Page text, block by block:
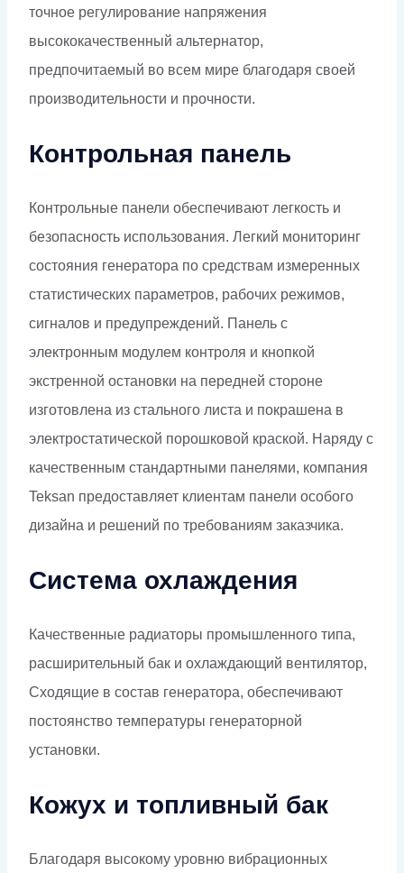
точное регулирование напряжения
высококачественный альтернатор,
предпочитаемый во всем мире благодаря своей
производительности и прочности.
Контрольная панель
Контрольные панели обеспечивают легкость и
безопасность использования. Легкий мониторинг
состояния генератора по средствам измеренных
статистических параметров, рабочих режимов,
сигналов и предупреждений. Панель с
электронным модулем контроля и кнопкой
экстренной остановки на передней стороне
изготовлена из стального листа и покрашена в
электростатической порошковой краской. Наряду с
качественным стандартными панелями, компания
Teksan предоставляет клиентам панели особого
дизайна и решений по требованиям заказчика.
Система охлаждения
Качественные радиаторы промышленного типа,
расширительный бак и охлаждающий вентилятор,
Сходящие в состав генератора, обеспечивают
постоянство температуры генераторной
установки.
Кожух и топливный бак
Благодаря высокому уровню вибрационных